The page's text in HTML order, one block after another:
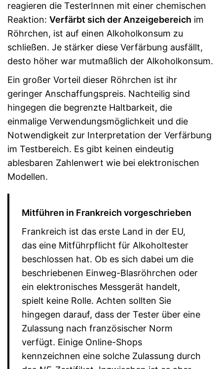
reagieren die TesterInnen mit einer chemischen
Reaktion: Verfärbt sich der Anzeigebereich im
Röhrchen, ist auf einen Alkoholkonsum zu
schließen. Je stärker diese Verfärbung ausfällt,
desto höher war mutmaßlich der Alkoholkonsum.
Ein großer Vorteil dieser Röhrchen ist ihr
geringer Anschaffungspreis. Nachteilig sind
hingegen die begrenzte Haltbarkeit, die
einmalige Verwendungsmöglichkeit und die
Notwendigkeit zur Interpretation der Verfärbung
im Testbereich. Es gibt keinen eindeutig
ablesbaren Zahlenwert wie bei elektronischen
Modellen.
Mitführen in Frankreich vorgeschrieben
Frankreich ist das erste Land in der EU,
das eine Mitführpflicht für Alkoholtester
beschlossen hat. Ob es sich dabei um die
beschriebenen Einweg-Blasröhrchen oder
ein elektronisches Messgerät handelt,
spielt keine Rolle. Achten sollten Sie
hingegen darauf, dass der Tester über eine
Zulassung nach französischer Norm
verfügt. Einige Online-Shops
kennzeichnen eine solche Zulassung durch